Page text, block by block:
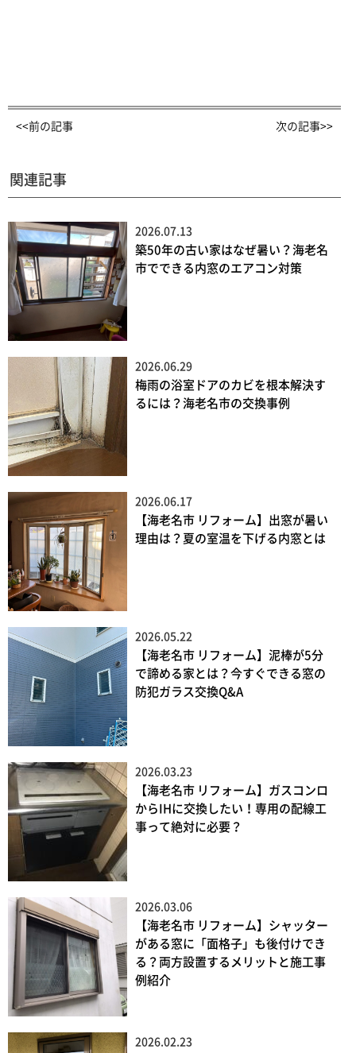
<<前の記事 次の記事>>
関連記事
2026.07.13
築50年の古い家はなぜ暑い？海老名
市でできる内窓のエアコン対策
2026.06.29
梅雨の浴室ドアのカビを根本解決す
るには？海老名市の交換事例
2026.06.17
【海老名市 リフォーム】出窓が暑い
理由は？夏の室温を下げる内窓とは
2026.05.22
【海老名市 リフォーム】泥棒が5分
で諦める家とは？今すぐできる窓の
防犯ガラス交換Q&A
2026.03.23
【海老名市 リフォーム】ガスコンロ
からIHに交換したい！専用の配線工
事って絶対に必要？
2026.03.06
【海老名市 リフォーム】シャッター
がある窓に「面格子」も後付けでき
る？両方設置するメリットと施工事
例紹介
2026.02.23